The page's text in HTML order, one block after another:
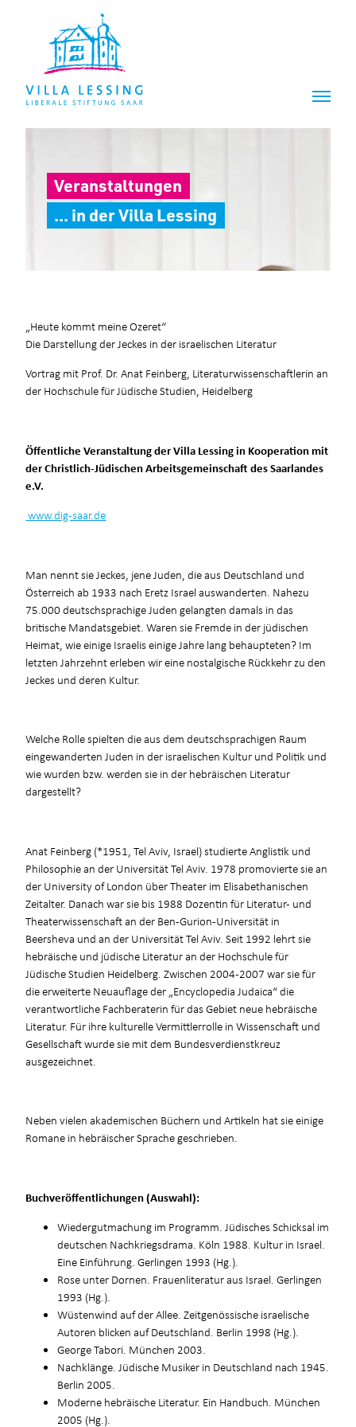
Veranstaltungen
... in der Villa Lessing
„Heute kommt meine Ozeret“
Die Darstellung der Jeckes in der israelischen Literatur
Vortrag mit Prof. Dr. Anat Feinberg, Literaturwissenschaftlerin an
der Hochschule für Jüdische Studien, Heidelberg
Öffentliche Veranstaltung der Villa Lessing in Kooperation mit
der Christlich-Jüdischen Arbeitsgemeinschaft des Saarlandes
e.V.
www.dig-saar.de
Man nennt sie Jeckes, jene Juden, die aus Deutschland und
Österreich ab 1933 nach Eretz Israel auswanderten. Nahezu
75.000 deutschsprachige Juden gelangten damals in das
britische Mandatsgebiet. Waren sie Fremde in der jüdischen
Heimat, wie einige Israelis einige Jahre lang behaupteten? Im
letzten Jahrzehnt erleben wir eine nostalgische Rückkehr zu den
Jeckes und deren Kultur.
Welche Rolle spielten die aus dem deutschsprachigen Raum
eingewanderten Juden in der israelischen Kultur und Politik und
wie wurden bzw. werden sie in der hebräischen Literatur
dargestellt?
Anat Feinberg (*1951, Tel Aviv, Israel) studierte Anglistik und
Philosophie an der Universität Tel Aviv. 1978 promovierte sie an
der University of London über Theater im Elisabethanischen
Zeitalter. Danach war sie bis 1988 Dozentin für Literatur- und
Theaterwissenschaft an der Ben-Gurion-Universität in
Beersheva und an der Universität Tel Aviv. Seit 1992 lehrt sie
hebräische und jüdische Literatur an der Hochschule für
Jüdische Studien Heidelberg. Zwischen 2004-2007 war sie für
die erweiterte Neuauflage der „Encyclopedia Judaica“ die
verantwortliche Fachberaterin für das Gebiet neue hebräische
Literatur. Für ihre kulturelle Vermittlerrolle in Wissenschaft und
Gesellschaft wurde sie mit dem Bundesverdienstkreuz
ausgezeichnet.
Neben vielen akademischen Büchern und Artikeln hat sie einige
Romane in hebräischer Sprache geschrieben.
Buchveröffentlichungen (Auswahl):
Wiedergutmachung im Programm. Jüdisches Schicksal im
deutschen Nachkriegsdrama. Köln 1988. Kultur in Israel.
Eine Einführung. Gerlingen 1993 (Hg.).
Rose unter Dornen. Frauenliteratur aus Israel. Gerlingen
1993 (Hg.).
Wüstenwind auf der Allee. Zeitgenössische israelische
Autoren blicken auf Deutschland. Berlin 1998 (Hg.).
George Tabori. München 2003.
Nachklänge. Jüdische Musiker in Deutschland nach 1945.
Berlin 2005.
Moderne hebräische Literatur. Ein Handbuch. München
2005 (Hg.).